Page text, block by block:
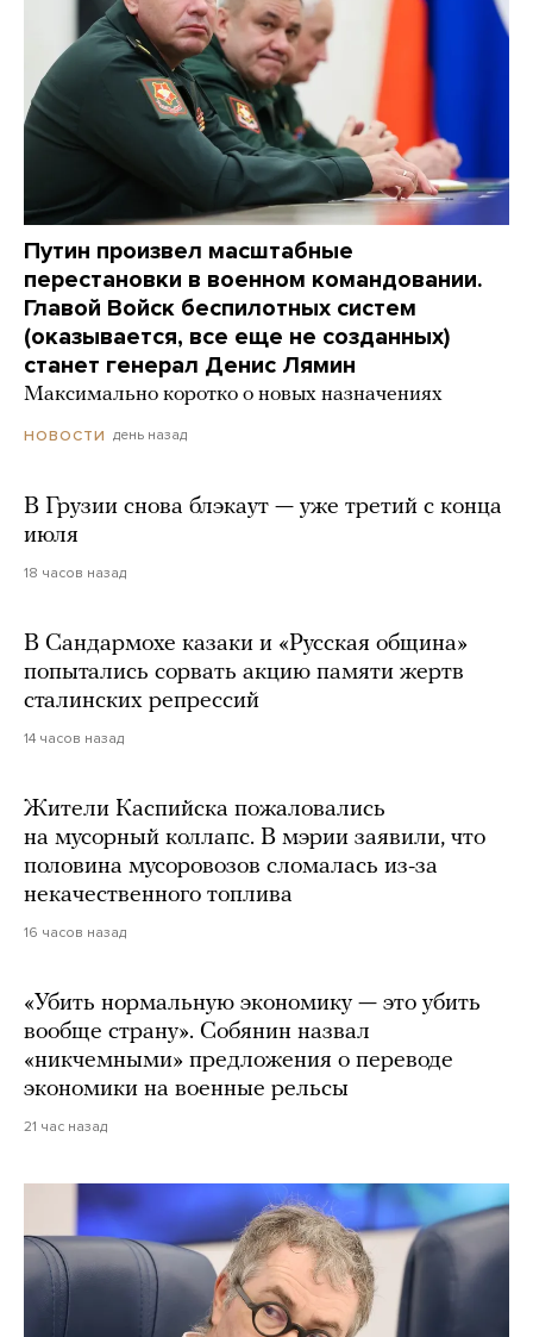
Путин произвел масштабные
перестановки в военном командовании.
Главой Войск беспилотных систем
(оказывается, все еще не созданных)
станет генерал Денис Лямин
Максимально коротко о новых назначениях
НОВОСТИ день назад
В Грузии снова блэкаут — уже третий с конца
июля
18 часов назад
В Сандармохе казаки и «Русская община»
попытались сорвать акцию памяти жертв
сталинских репрессий
14 часов назад
Жители Каспийска пожаловались
на мусорный коллапс. В мэрии заявили, что
половина мусоровозов сломалась из-за
некачественного топлива
16 часов назад
«Убить нормальную экономику — это убить
вообще страну». Собянин назвал
«никчемными» предложения о переводе
экономики на военные рельсы
21 час назад